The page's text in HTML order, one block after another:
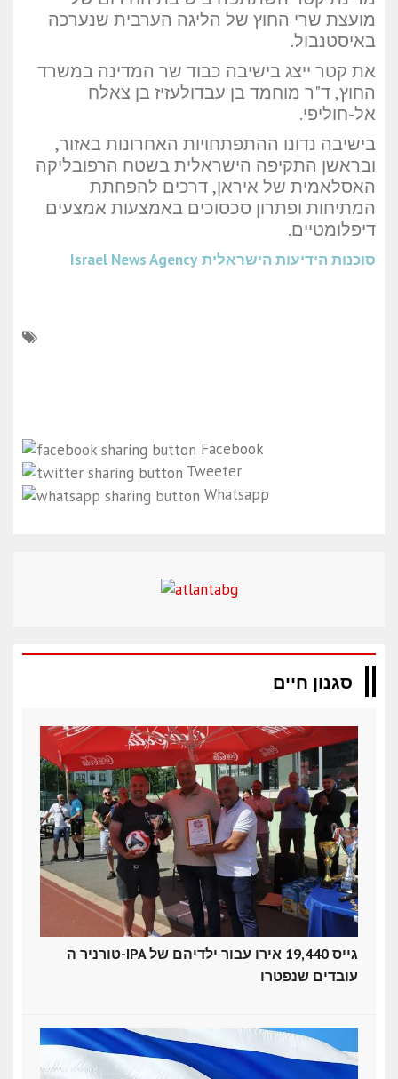
מועצת שרי החוץ של הליגה הערבית שנערכה
באיסטנבול.
את קטר ייצג בישיבה כבוד שר המדינה במשרד
החוץ, ד"ר מוחמד בן עבדולעזיז בן צאלח
אל-חוליפי.
בישיבה נדונו ההתפתחויות האחרונות באזור,
ובראשן התקיפה הישראלית בשטח הרפובליקה
האסלאמית של איראן, דרכים להפחתת
המתיחות ופתרון סכסוכים באמצעות אמצעים
דיפלומטיים.
סוכנות הידיעות הישראלית Israel News Agency
Facebook
Tweeter
Whatsapp
סגנון חיים
טורניר ה-IPA גייס 19,440 אירו עבור ילדיהם של
עובדים שנפטרו